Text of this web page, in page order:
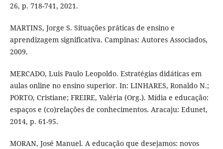
26, p. 718-741, 2021.
MARTINS, Jorge S. Situações práticas de ensino e
aprendizagem significativa. Campinas: Autores Associados,
2009.
MERCADO, Luis Paulo Leopoldo. Estratégias didáticas em
aulas online no ensino superior. In: LINHARES, Ronaldo N.;
PORTO, Cristiane; FREIRE, Valéria (Org.). Mídia e educação:
espaços e (co)relações de conhecimentos. Aracaju: Edunet,
2014, p. 61-95.
MORAN, José Manuel. A educação que desejamos: novos